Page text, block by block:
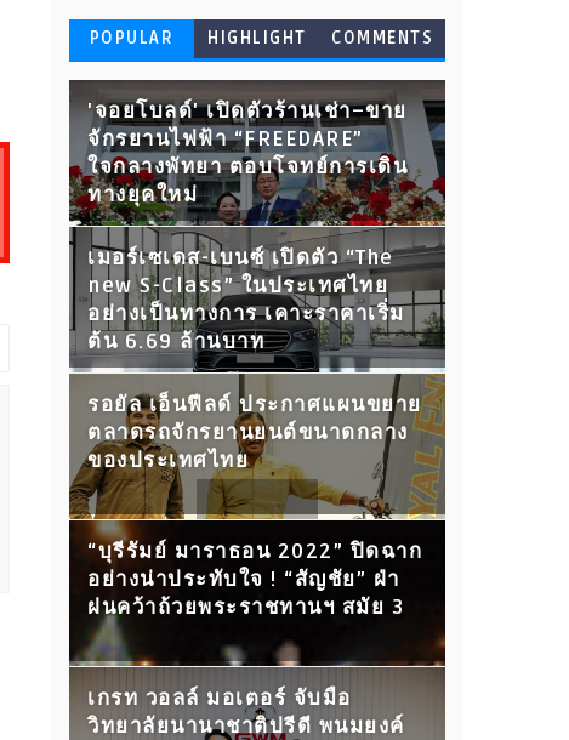
POPULAR HIGHLIGHT COMMENTS
'จอยโบลด์' เปิดตัวร้านเช่า–ขาย
จักรยานไฟฟ้า “FREEDARE”
ใจกลางพัทยา ตอบโจทย์การเดิน
ทางยุคใหม่
เมอร์เซเดส-เบนซ์ เปิดตัว “The
new S-Class” ในประเทศไทย
อย่างเป็นทางการ เคาะราคาเริ่ม
ต้น 6.69 ล้านบาท
รอยัล เอ็นฟีลด์ ประกาศแผนขยาย
ตลาดรถจักรยานยนต์ขนาดกลาง
ของประเทศไทย
“บุรีรัมย์ มาราธอน 2022” ปิดฉาก
อย่างน่าประทับใจ ! “สัญชัย” ฝ่า
ฝนคว้าถ้วยพระราชทานฯ สมัย 3
เกรท วอลล์ มอเตอร์ จับมือ
วิทยาลัยนานาชาติปรีดี พนมยงค์